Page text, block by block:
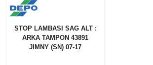
STOP LAMBASI SAG ALT :
ARKA TAMPON 43891
JIMNY (SN) 07-17